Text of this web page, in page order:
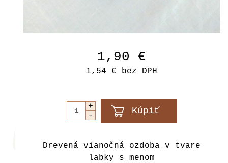
1,90 €
1,54 € bez DPH
Drevená vianočná ozdoba v tvare
labky s menom